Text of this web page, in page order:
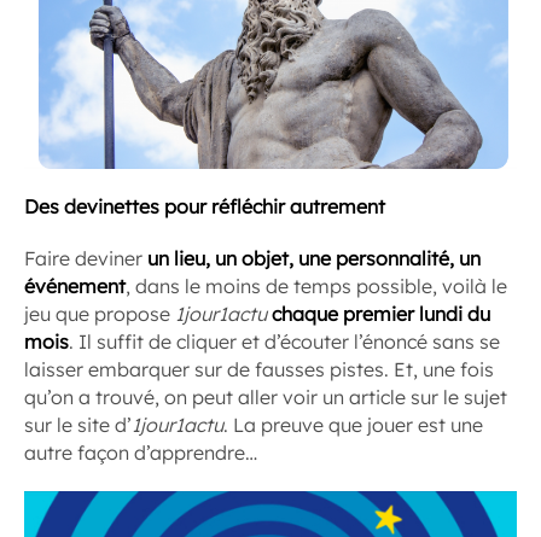
Des devinettes pour réfléchir autrement
Faire deviner un lieu, un objet, une personnalité, un
événement, dans le moins de temps possible, voilà le
jeu que propose 1jour1actu chaque premier lundi du
mois. Il suffit de cliquer et d’écouter l’énoncé sans se
laisser embarquer sur de fausses pistes. Et, une fois
qu’on a trouvé, on peut aller voir un article sur le sujet
sur le site d’1jour1actu. La preuve que jouer est une
autre façon d’apprendre…